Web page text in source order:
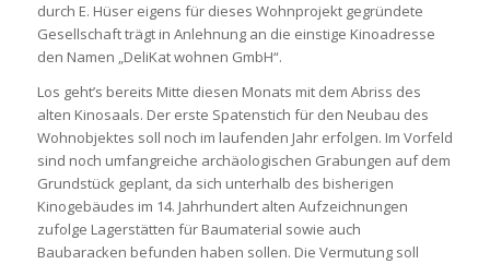
durch E. Hüser eigens für dieses Wohnprojekt gegründete
Gesellschaft trägt in Anlehnung an die einstige Kinoadresse
den Namen „DeliKat wohnen GmbH“.
Los geht’s bereits Mitte diesen Monats mit dem Abriss des
alten Kinosaals. Der erste Spatenstich für den Neubau des
Wohnobjektes soll noch im laufenden Jahr erfolgen. Im Vorfeld
sind noch umfangreiche archäologischen Grabungen auf dem
Grundstück geplant, da sich unterhalb des bisherigen
Kinogebäudes im 14. Jahrhundert alten Aufzeichnungen
zufolge Lagerstätten für Baumaterial sowie auch
Baubaracken befunden haben sollen. Die Vermutung soll